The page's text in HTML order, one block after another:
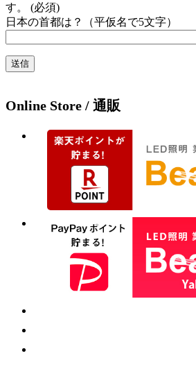
す。 (必須)
日本の首都は？（平仮名で5文字）
Online Store / 通販